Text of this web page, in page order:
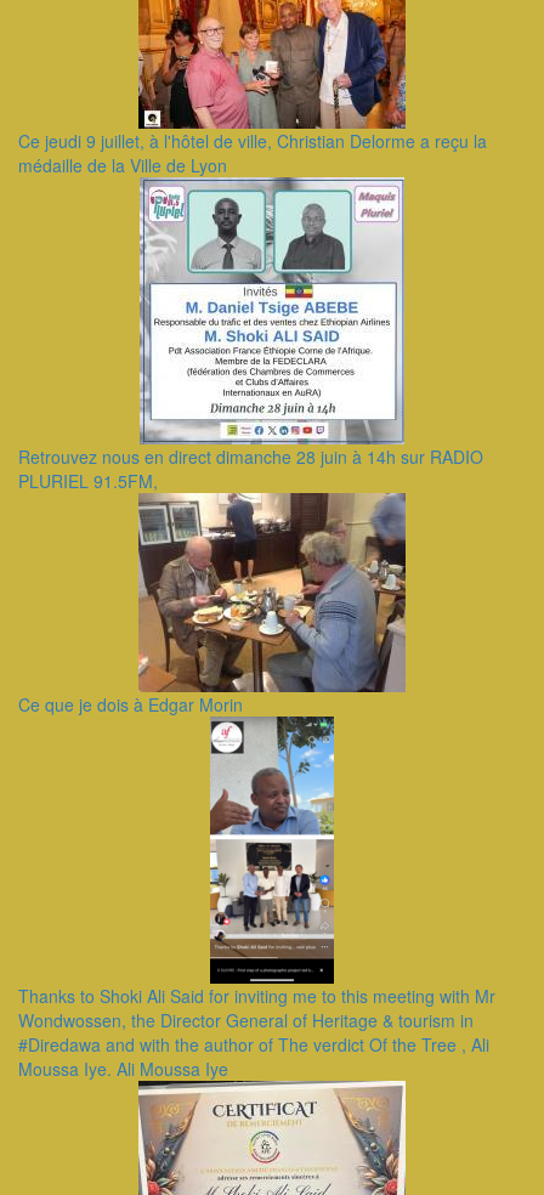
Ce jeudi 9 juillet, à l'hôtel de ville, Christian Delorme a reçu la
médaille de la Ville de Lyon
Retrouvez nous en direct dimanche 28 juin à 14h sur RADIO
PLURIEL 91.5FM,
Ce que je dois à Edgar Morin
Thanks to Shoki Ali Said for inviting me to this meeting with Mr
Wondwossen, the Director General of Heritage & tourism in
#Diredawa and with the author of The verdict Of the Tree , Ali
Moussa Iye. Ali Moussa Iye